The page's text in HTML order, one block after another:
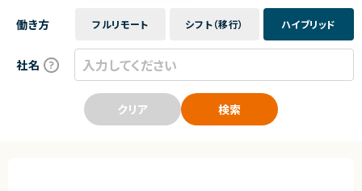
働き方 フルリモート シフト（移行） ハイブリッド
社名
クリア 検索